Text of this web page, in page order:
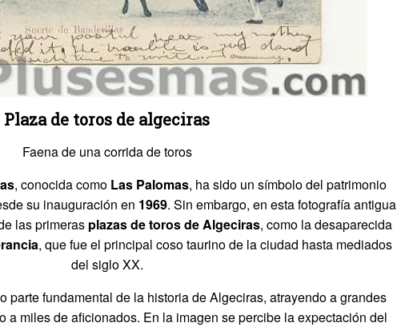
Plaza de toros de algeciras
Faena de una corrida de toros
, conocida como Las Palomas, ha sido un símbolo del patrimonio
su inauguración en 1969. Sin embargo, en esta fotografía antigua
las primeras plazas de toros de Algeciras, como la desaparecida
, que fue el principal coso taurino de la ciudad hasta mediados
del siglo XX.
parte fundamental de la historia de Algeciras, atrayendo a grandes
a miles de aficionados. En la imagen se percibe la expectación del